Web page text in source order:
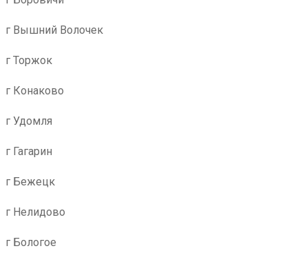
г Вышний Волочек
г Торжок
г Конаково
г Удомля
г Гагарин
г Бежецк
г Нелидово
г Бологое